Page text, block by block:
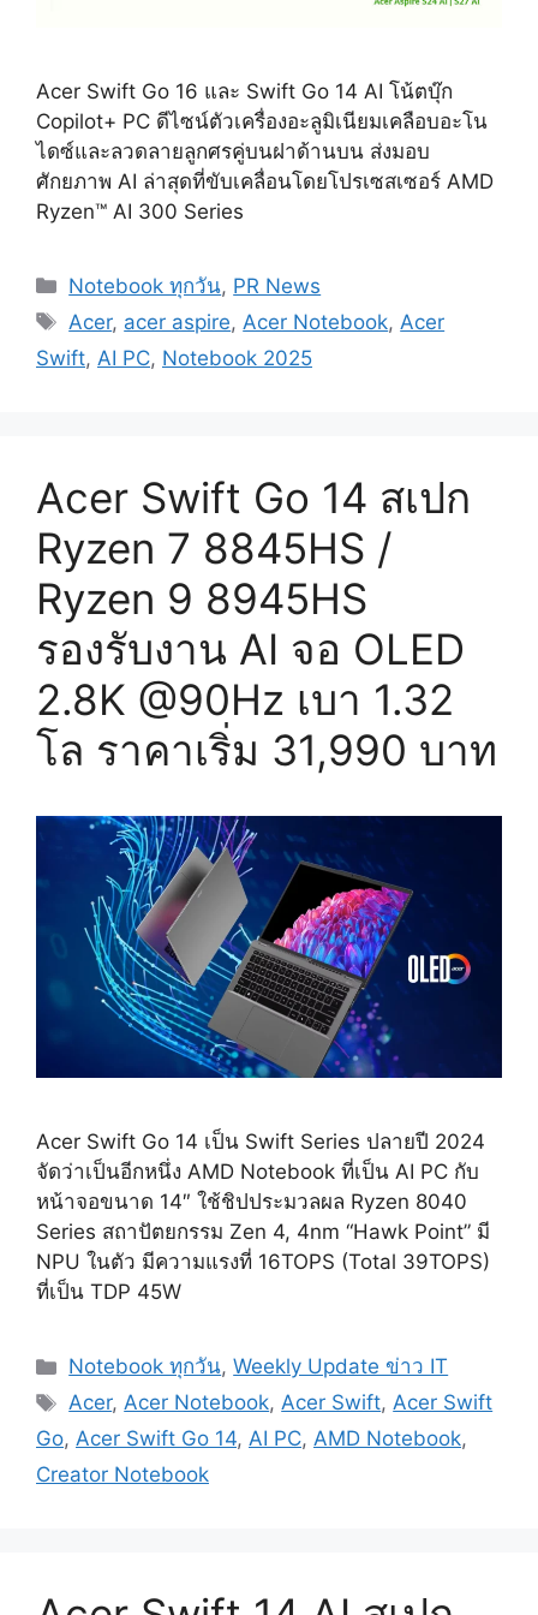
Acer Swift Go 16 และ Swift Go 14 AI โน้ตบุ๊ก
Copilot+ PC ดีไซน์ตัวเครื่องอะลูมิเนียมเคลือบอะโน
ไดซ์และลวดลายลูกศรคู่บนฝาด้านบน ส่งมอบ
ศักยภาพ AI ล่าสุดที่ขับเคลื่อนโดยโปรเซสเซอร์ AMD
Ryzen™ AI 300 Series
Categories
Notebook ทุกวัน, PR News
Tags
Acer, acer aspire,Acer Notebook,Acer
Swift, AI PC, Notebook 2025
Acer Swift Go 14 สเปก
Ryzen 7 8845HS /
Ryzen 9 8945HS
รองรับงาน AI จอ OLED
2.8K @90Hz เบา 1.32
โล ราคาเริ่ม 31,990 บาท
Acer Swift Go 14 เป็น Swift Series ปลายปี 2024
จัดว่าเป็นอีกหนึ่ง AMD Notebook ที่เป็น AI PC กับ
หน้าจอขนาด 14″ ใช้ชิปประมวลผล Ryzen 8040
Series สถาปัตยกรรม Zen 4, 4nm “Hawk Point” มี
NPU ในตัว มีความแรงที่ 16TOPS (Total 39TOPS)
ที่เป็น TDP 45W
Categories
Notebook ทุกวัน,Weekly Update ข่าว IT
Tags
Acer,Acer Notebook,Acer Swift,Acer Swift
Go, Acer Swift Go 14, AI PC, AMD Notebook,
Creator Notebook